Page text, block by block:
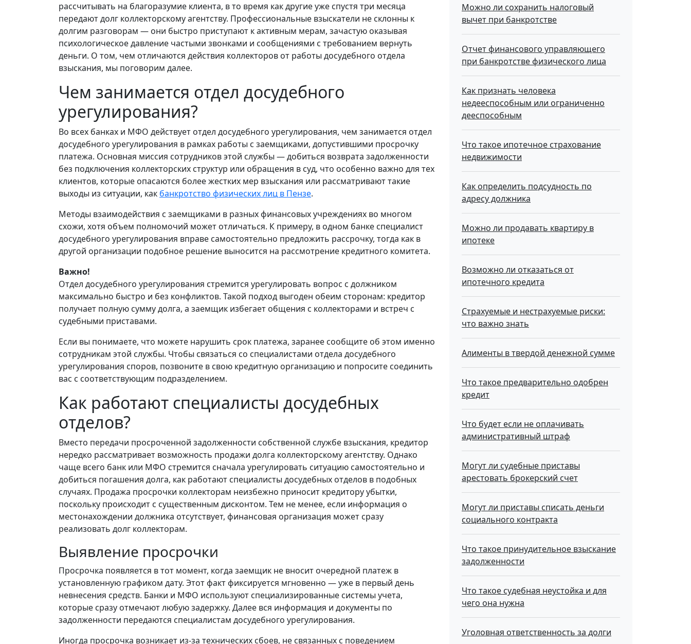
рассчитывать на благоразумие клиента, в то время как другие уже спустя три месяца
передают долг коллекторскому агентству. Профессиональные взыскатели не склонны к
долгим разговорам — они быстро приступают к активным мерам, зачастую оказывая
психологическое давление частыми звонками и сообщениями с требованием вернуть
деньги. О том, чем отличаются действия коллекторов от работы досудебного отдела
взыскания, мы поговорим далее.
Чем занимается отдел досудебного
урегулирования?
Во всех банках и МФО действует отдел досудебного урегулирования, чем занимается отдел
досудебного урегулирования в рамках работы с заемщиками, допустившими просрочку
платежа. Основная миссия сотрудников этой службы — добиться возврата задолженности
без подключения коллекторских структур или обращения в суд, что особенно важно для тех
клиентов, которые опасаются более жестких мер взыскания или рассматривают такие
выходы из ситуации, как банкротство физических лиц в Пензе.
Методы взаимодействия с заемщиками в разных финансовых учреждениях во многом
схожи, хотя объем полномочий может отличаться. К примеру, в одном банке специалист
досудебного урегулирования вправе самостоятельно предложить рассрочку, тогда как в
другой организации подобное решение выносится на рассмотрение кредитного комитета.
Важно!
Отдел досудебного урегулирования стремится урегулировать вопрос с должником
максимально быстро и без конфликтов. Такой подход выгоден обеим сторонам: кредитор
получает полную сумму долга, а заемщик избегает общения с коллекторами и встреч с
судебными приставами.
Если вы понимаете, что можете нарушить срок платежа, заранее сообщите об этом именно
сотрудникам этой службы. Чтобы связаться со специалистами отдела досудебного
урегулирования споров, позвоните в свою кредитную организацию и попросите соединить
вас с соответствующим подразделением.
Как работают специалисты досудебных
отделов?
Вместо передачи просроченной задолженности собственной службе взыскания, кредитор
нередко рассматривает возможность продажи долга коллекторскому агентству. Однако
чаще всего банк или МФО стремится сначала урегулировать ситуацию самостоятельно и
добиться погашения долга, как работают специалисты досудебных отделов в подобных
случаях. Продажа просрочки коллекторам неизбежно приносит кредитору убытки,
поскольку происходит с существенным дисконтом. Тем не менее, если информация о
местонахождении должника отсутствует, финансовая организация может сразу
реализовать долг коллекторам.
Выявление просрочки
Просрочка появляется в тот момент, когда заемщик не вносит очередной платеж в
установленную графиком дату. Этот факт фиксируется мгновенно — уже в первый день
невнесения средств. Банки и МФО используют специализированные системы учета,
которые сразу отмечают любую задержку. Далее вся информация и документы по
задолженности передаются специалистам досудебного урегулирования.
Иногда просрочка возникает из-за технических сбоев, не связанных с поведением
Можно ли сохранить налоговый
вычет при банкротстве
Отчет финансового управляющего
при банкротстве физического лица
Как признать человека
недееспособным или ограниченно
дееспособным
Что такое ипотечное страхование
недвижимости
Как определить подсудность по
адресу должника
Можно ли продавать квартиру в
ипотеке
Возможно ли отказаться от
ипотечного кредита
Страхуемые и нестрахуемые риски:
что важно знать
Алименты в твердой денежной сумме
Что такое предварительно одобрен
кредит
Что будет если не оплачивать
административный штраф
Могут ли судебные приставы
арестовать брокерский счет
Могут ли приставы списать деньги
социального контракта
Что такое принудительное взыскание
задолженности
Что такое судебная неустойка и для
чего она нужна
Уголовная ответственность за долги